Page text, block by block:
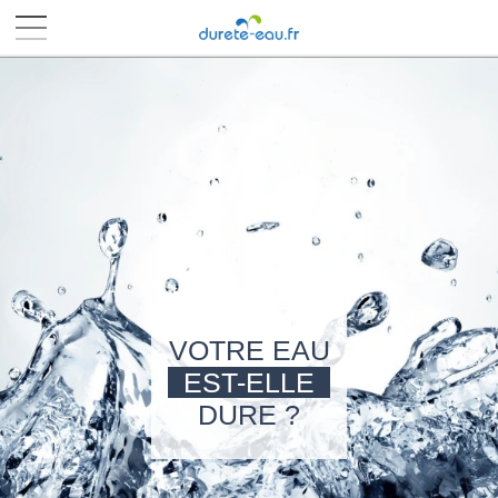
VOTRE EAU
EST-ELLE
DURE ?